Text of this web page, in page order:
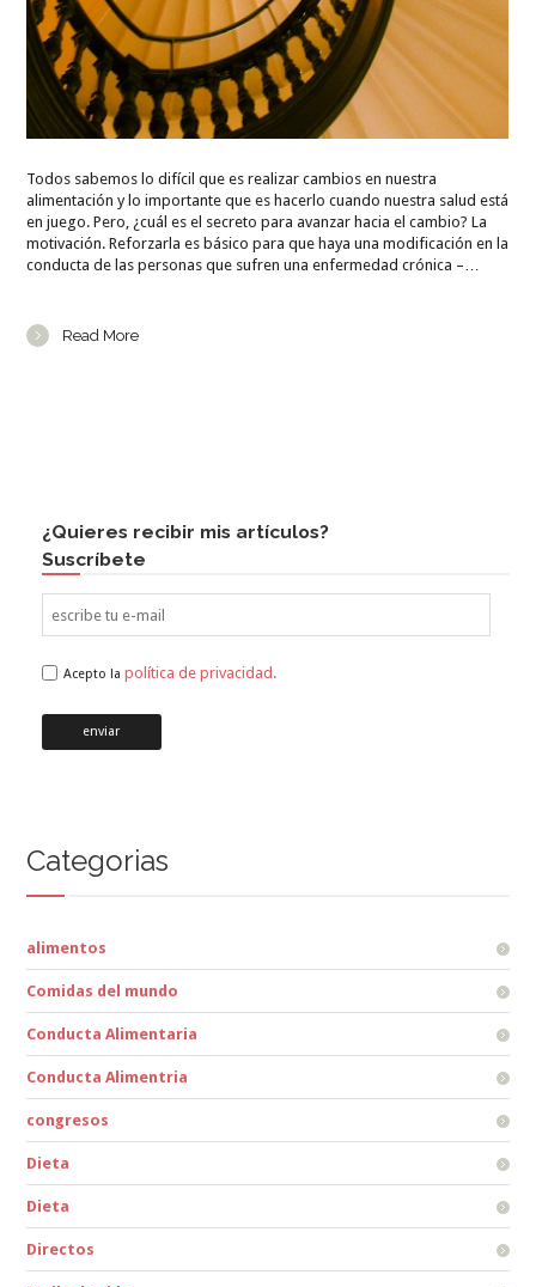
Todos sabemos lo difícil que es realizar cambios en nuestra
alimentación y lo importante que es hacerlo cuando nuestra salud está
en juego. Pero, ¿cuál es el secreto para avanzar hacia el cambio? La
motivación. Reforzarla es básico para que haya una modificación en la
conducta de las personas que sufren una enfermedad crónica –…
Read More
¿Quieres recibir mis artículos?
Suscríbete
Acepto la política de privacidad.
Categorias
alimentos
Comidas del mundo
Conducta Alimentaria
Conducta Alimentria
congresos
Dieta
Dieta
Directos